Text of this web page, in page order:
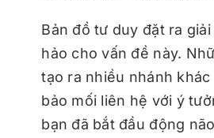
Bản đồ tư duy đặt ra
hảo cho vấn đề này.
tạo ra nhiều nhánh khác
bảo mối liên hệ với ý
bạn đã bắt đầu động